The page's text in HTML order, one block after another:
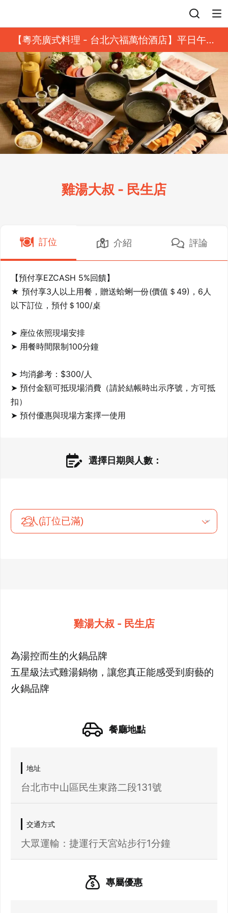
【粵亮廣式料理 - 台北六福萬怡酒店】平日午餐
8 折起｜靓港點套餐
雞湯大叔 - 民生店
訂位 介紹 評論
【預付享EZCASH 5%回饋】
★ 預付享3人以上用餐，贈送蛤蜊一份(價值＄49)，6人
以下訂位，預付＄100/桌
➤ 座位依照現場安排
➤ 用餐時間限制100分鐘
➤ 均消參考：$300/人
➤ 預付金額可抵現場消費（請於結帳時出示序號，方可抵
扣）
選擇日期與人數：
雞湯大叔 - 民生店
為湯控而生的火鍋品牌
五星級法式雞湯鍋物，讓您真正能感受到廚藝的
火鍋品牌
餐廳地點
地址
台北市中山區民生東路二段131號
交通方式
大眾運輸：捷運行天宮站步行1分鐘
專屬優惠